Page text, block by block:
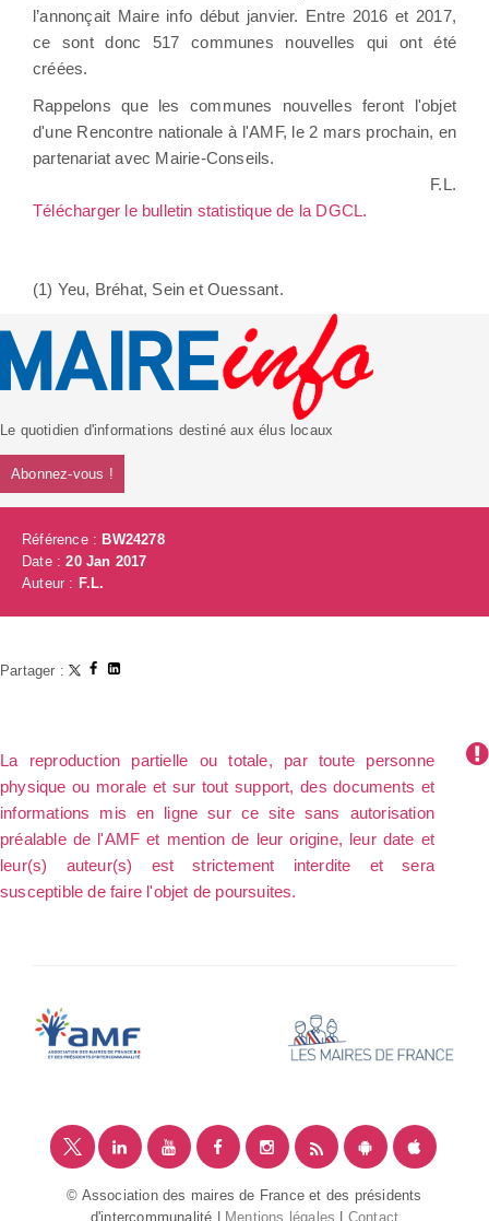
l’annonçait Maire info début janvier. Entre 2016 et 2017,
ce sont donc 517 communes nouvelles qui ont été
créées.
Rappelons que les communes nouvelles feront l'objet
d'une Rencontre nationale à l'AMF, le 2 mars prochain, en
partenariat avec Mairie-Conseils.
F.L.
Télécharger le bulletin statistique de la DGCL.
(1) Yeu, Bréhat, Sein et Ouessant.
Le quotidien d'informations destiné aux élus locaux
Abonnez-vous !
Référence :BW24278
Date :20 Jan 2017
Auteur : F.L.
Partager :
La reproduction partielle ou totale, par toute personne
physique ou morale et sur tout support, des documents et
informations mis en ligne sur ce site sans autorisation
préalable de l'AMF et mention de leur origine, leur date et
leur(s) auteur(s) est strictement interdite et sera
susceptible de faire l'objet de poursuites.
© Association des maires de France et des présidents
d'intercommunalité |
Mentions légales Contact